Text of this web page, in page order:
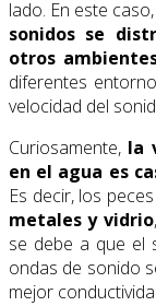
lado. En este
sonidos se
otros
diferentes
velocidad del
Curiosamente, la
en el agua es
Es decir, los
metales y vidrio,
se debe a que el
ondas de sonido
mejor